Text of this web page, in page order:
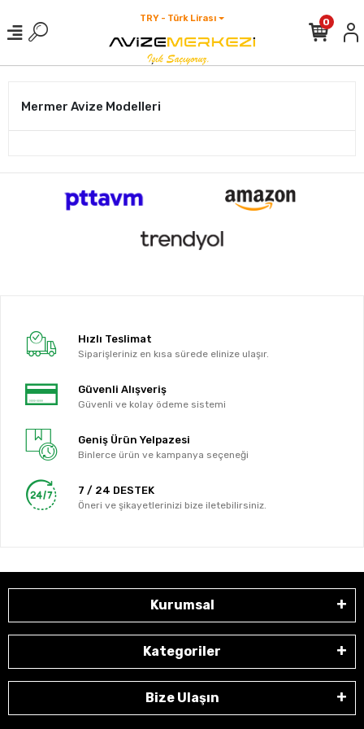
TRY - Türk Lirası 0
Mermer Avize Modelleri
Hızlı Teslimat
Siparişleriniz en kısa sürede elinize ulaşır.
Güvenli Alışveriş
Güvenli ve kolay ödeme sistemi
Geniş Ürün Yelpazesi
Binlerce ürün ve kampanya seçeneği
7 / 24 DESTEK
Öneri ve şikayetlerinizi bize iletebilirsiniz.
Kurumsal
Kategoriler
Bize Ulaşın